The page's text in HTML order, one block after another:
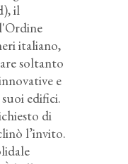
, il
italiano,
soltanto
e
edifici.
di
l’invito.